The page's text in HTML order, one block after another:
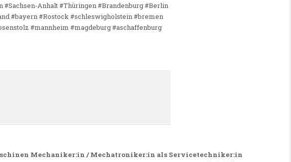
Anhalt #Thüringen #Brandenburg #Berlin
#bayern #Rostock #schleswigholstein #bremen
#mannheim #magdeburg #aschaffenburg
Mechaniker:in / Mechatroniker:in als Servicetechniker:in